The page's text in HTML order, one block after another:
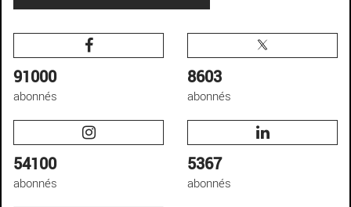
91000
abonnés
8603
abonnés
54100
abonnés
5367
abonnés